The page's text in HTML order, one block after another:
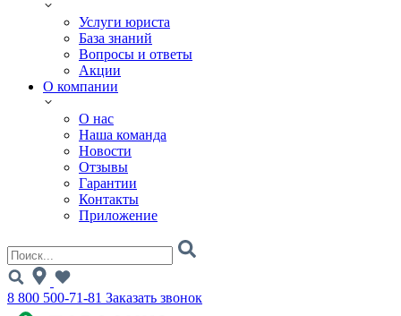
Услуги юриста
База знаний
Вопросы и ответы
Акции
О компании
О нас
Наша команда
Новости
Отзывы
Гарантии
Контакты
Приложение
8 800 500-71-81 Заказать звонок